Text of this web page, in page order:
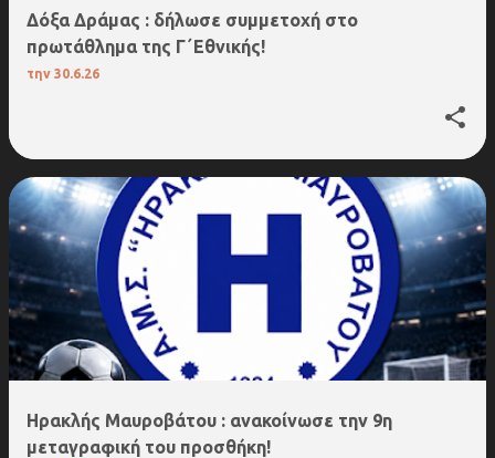
Δόξα Δράμας : δήλωσε συμμετοχή στο
πρωτάθλημα της Γ΄Εθνικής!
την 30.6.26
Ηρακλής Μαυροβάτου : ανακοίνωσε την 9η
μεταγραφική του προσθήκη!